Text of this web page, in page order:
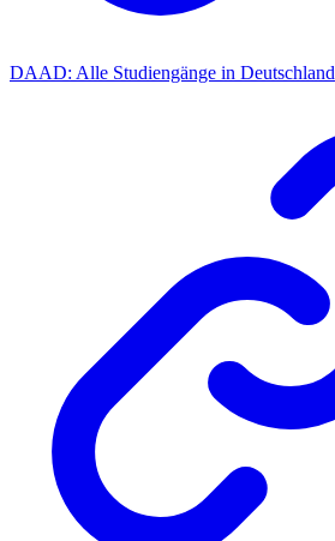
DAAD: Alle Studiengänge in Deutschland